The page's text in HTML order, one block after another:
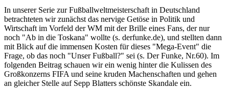
In unserer Serie zur Fußballweltmeisterschaft in Deutschland
betrachteten wir zunächst das nervige Getöse in Politik und
Wirtschaft im Vorfeld der WM mit der Brille eines Fans, der nur
noch "Ab in die Toskana" wollte (s. derfunke.de), und stellten dann
mit Blick auf die immensen Kosten für dieses "Mega-Event" die
Frage, ob das noch "Unser Fußball?" sei (s. Der Funke, Nr.60). Im
folgenden Beitrag schauen wir ein wenig hinter die Kulissen des
Großkonzerns FIFA und seine kruden Machenschaften und gehen
an gleicher Stelle auf Sepp Blatters schönste Skandale ein.